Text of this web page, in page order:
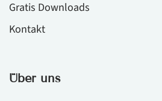
Gratis Downloads
Kontakt
Über uns